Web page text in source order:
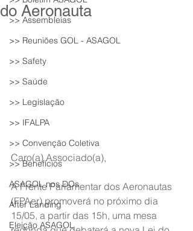
>> Assembleias
>> Reuniões GOL - ASAGOL
>> Safety
>> Saúde
>> Legislação
>> IFALPA
>> Convenção Coletiva
>> Benefícios
ASAGOL nos DOs
After Landing
Eleição ASAGOL
do Aeronauta
Caro(a) Associado(a),
A Frente Parlamentar dos Aeronautas
(FPAer) promoverá no próximo dia
15/05, a partir das 15h, uma mesa